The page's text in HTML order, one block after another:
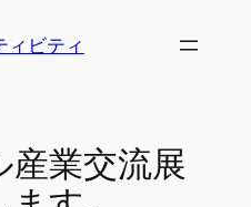
産業交流展